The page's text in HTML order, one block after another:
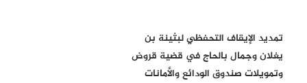
تمديد الإيقاف التحفظي لبثينة بن
يغلان وجمال بالحاج في قضية قروض
وتمويلات صندوق الودائع والأمانات